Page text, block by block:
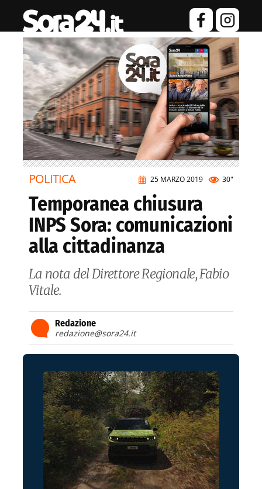
25 MARZO 2019 30"
POLITICA
Temporanea chiusura
INPS Sora: comunicazioni
alla cittadinanza
La nota del Direttore Regionale, Fabio
Vitale.
Redazione
redazione@sora24.it